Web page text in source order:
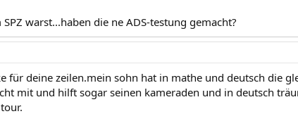
warst...haben die ne ADS-testung gemacht?
für deine zeilen.mein sohn hat in mathe und deutsch die
mit und hilft sogar seinen kameraden und in deutsch